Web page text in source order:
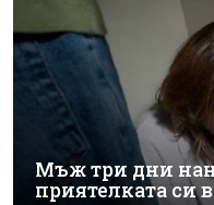
Мъж три дни
приятелката си